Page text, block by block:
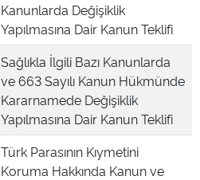
Kanunlarda Değişiklik
Yapılmasına Dair Kanun Teklifi
Sağlıkla İlgili Bazı Kanunlarda
ve 663 Sayılı Kanun Hükmünde
Kararnamede Değişiklik
Yapılmasına Dair Kanun Teklifi
Türk Parasının Kıymetini
Koruma Hakkında Kanun ve